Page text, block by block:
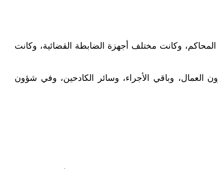
وكانت مختلف أجهزة الضابطة القضائية، وكانت
العمال، وباقي الأجراء، وسائر الكادحين، وفي شؤون